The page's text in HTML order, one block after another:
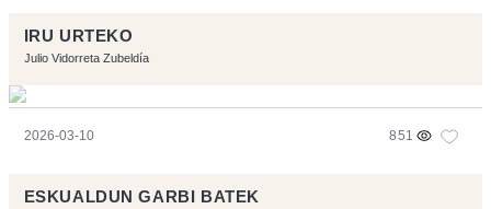
IRU URTEKO
Julio Vidorreta Zubeldía
2026-03-10 851
ESKUALDUN GARBI BATEK